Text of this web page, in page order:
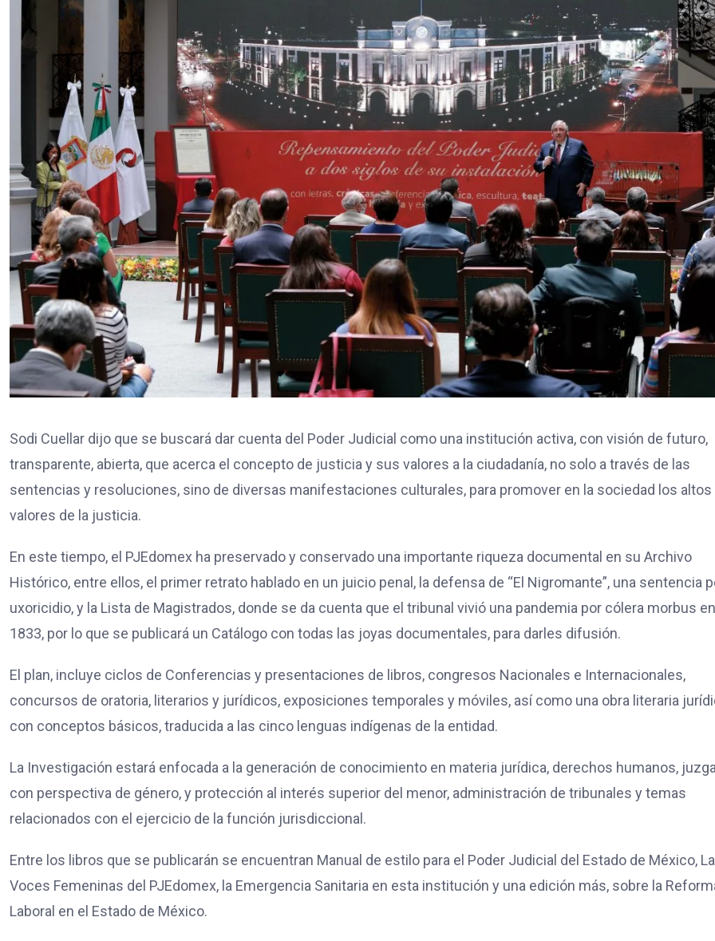
Sodi Cuellar dijo que se buscará dar cuenta del Poder Judicial como una institución activa, con visión de futuro,
transparente, abierta, que acerca el concepto de justicia y sus valores a la ciudadanía, no solo a través de las
sentencias y resoluciones, sino de diversas manifestaciones culturales, para promover en la sociedad los altos
valores de la justicia.
En este tiempo, el PJEdomex ha preservado y conservado una importante riqueza documental en su Archivo
Histórico, entre ellos, el primer retrato hablado en un juicio penal, la defensa de “El Nigromante”, una sentencia
uxoricidio, y la Lista de Magistrados, donde se da cuenta que el tribunal vivió una pandemia por cólera morbus en
1833, por lo que se publicará un Catálogo con todas las joyas documentales, para darles difusión.
El plan, incluye ciclos de Conferencias y presentaciones de libros, congresos Nacionales e Internacionales,
concursos de oratoria, literarios y jurídicos, exposiciones temporales y móviles, así como una obra literaria
con conceptos básicos, traducida a las cinco lenguas indígenas de la entidad.
La Investigación estará enfocada a la generación de conocimiento en materia jurídica, derechos humanos,
con perspectiva de género, y protección al interés superior del menor, administración de tribunales y temas
relacionados con el ejercicio de la función jurisdiccional.
Entre los libros que se publicarán se encuentran Manual de estilo para el Poder Judicial del Estado de México,
Voces Femeninas del PJEdomex, la Emergencia Sanitaria en esta institución y una edición más, sobre la
Laboral en el Estado de México.